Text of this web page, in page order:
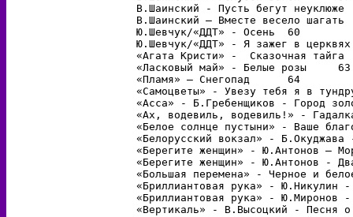
В.Шаинский - Пусть бегут неуклюже	58
В.Шаинский – Вместе весело шагать	59
Ю.Шевчук/«ДДТ» - Осень	60
Ю.Шевчук/«ДДТ» - Я зажег в церквях
«Агата Кристи» -  Сказочная тайга	62
«Ласковый май» - Белые розы	63
«Пламя» – Снегопад	64
«Самоцветы» - Увезу тебя я в
«Асса» - Б.Гребенщиков - Город
«Ах, водевиль, водевиль!» - Гадалка
«Белое солнце пустыни» - Ваше
«Белорусский вокзал» - Б.Окуджава -
«Берегите женщин» - Ю.Антонов – Море
«Берегите женщин» - Ю.Антонов -
«Большая перемена» - Черное и белое
«Бриллиантовая рука» - Ю.Никулин -
«Бриллиантовая рука» - Ю.Миронов -
«Вертикаль» - В.Высоцкий - Песня о